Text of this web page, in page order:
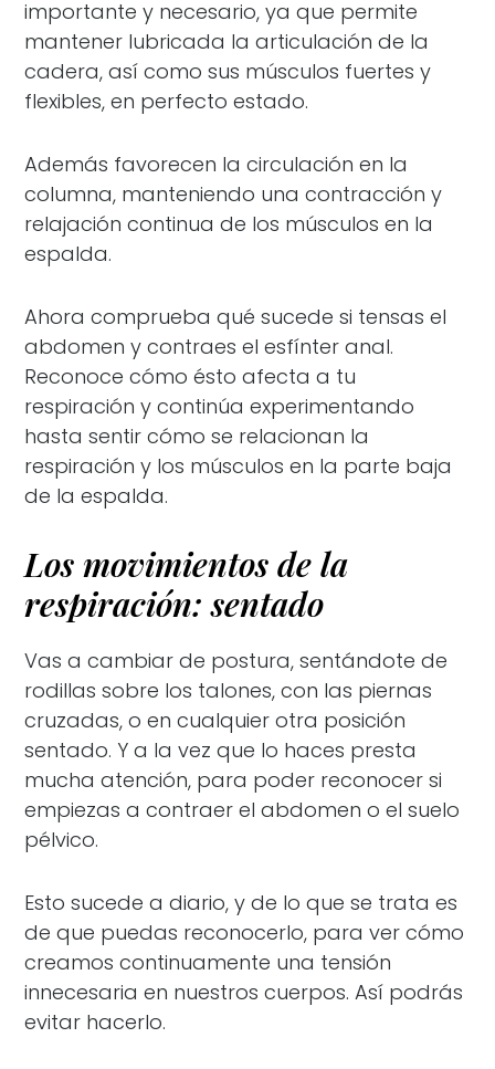
importante y necesario, ya que permite
mantener lubricada la articulación de la
cadera, así como sus músculos fuertes y
flexibles, en perfecto estado.
Además favorecen la circulación en la
columna, manteniendo una contracción y
relajación continua de los músculos en la
espalda.
Ahora comprueba qué sucede si tensas el
abdomen y contraes el esfínter anal.
Reconoce cómo ésto afecta a tu
respiración y continúa experimentando
hasta sentir cómo se relacionan la
respiración y los músculos en la parte baja
de la espalda.
Los movimientos de la
respiración: sentado
Vas a cambiar de postura, sentándote de
rodillas sobre los talones, con las piernas
cruzadas, o en cualquier otra posición
sentado. Y a la vez que lo haces presta
mucha atención, para poder reconocer si
empiezas a contraer el abdomen o el suelo
pélvico.
Esto sucede a diario, y de lo que se trata es
de que puedas reconocerlo, para ver cómo
creamos continuamente una tensión
innecesaria en nuestros cuerpos. Así podrás
evitar hacerlo.